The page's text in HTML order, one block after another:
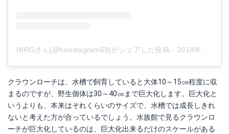
HIROさん(@hirostagram69)がシェアした投稿 - 2018年 1月月9日午後11時48分PST
クラウンローチは、水槽で飼育していると大体10～15㎝程度に収
まるのですが、野生個体は30～40㎝まで巨大化します。巨大化と
いうよりも、本来はそれくらいのサイズで、水槽では成長しきれ
ないと考えた方が合っているでしょう。水族館で見るクラウンロ
ーチが巨大化しているのは、巨大化出来るだけのスケールがある